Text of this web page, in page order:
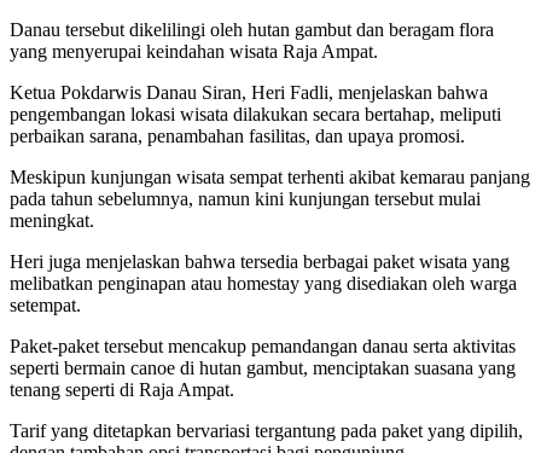
Danau tersebut dikelilingi oleh hutan gambut dan beragam flora
yang menyerupai keindahan wisata Raja Ampat.
Ketua Pokdarwis Danau Siran, Heri Fadli, menjelaskan bahwa
pengembangan lokasi wisata dilakukan secara bertahap, meliputi
perbaikan sarana, penambahan fasilitas, dan upaya promosi.
Meskipun kunjungan wisata sempat terhenti akibat kemarau panjang
pada tahun sebelumnya, namun kini kunjungan tersebut mulai
meningkat.
Heri juga menjelaskan bahwa tersedia berbagai paket wisata yang
melibatkan penginapan atau homestay yang disediakan oleh warga
setempat.
Paket-paket tersebut mencakup pemandangan danau serta aktivitas
seperti bermain canoe di hutan gambut, menciptakan suasana yang
tenang seperti di Raja Ampat.
Tarif yang ditetapkan bervariasi tergantung pada paket yang dipilih,